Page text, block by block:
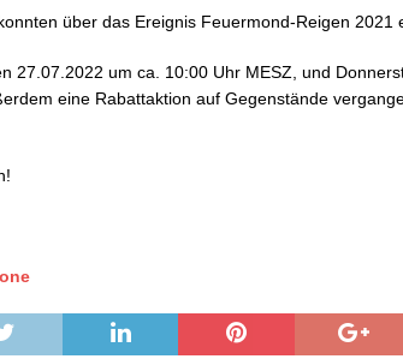
über das Ereignis Feuermond-Reigen 2021
27.07.2022 um ca. 10:00 Uhr MESZ, und
eine Rabattaktion auf Gegenstände